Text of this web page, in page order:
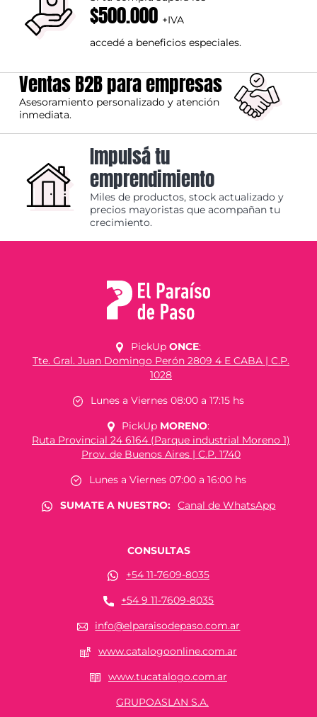
$500.000 +IVA
accedé a beneficios especiales.
Ventas B2B para empresas
Asesoramiento personalizado y atención
inmediata.
Impulsá tu
emprendimiento
Miles de productos, stock actualizado y
precios mayoristas que acompañan tu
crecimiento.
PickUp ONCE:
Tte. Gral. Juan Domingo Perón 2809 4 E CABA | C.P.
1028
Lunes a Viernes 08:00 a 17:15 hs
PickUp MORENO:
Ruta Provincial 24 6164 (Parque industrial Moreno 1)
Prov. de Buenos Aires | C.P. 1740
Lunes a Viernes 07:00 a 16:00 hs
SUMATE A NUESTRO:
Canal de WhatsApp
CONSULTAS
+54 11-7609-8035
+54 9 11-7609-8035
info@elparaisodepaso.com.ar
www.catalogoonline.com.ar
www.tucatalogo.com.ar
GRUPOASLAN S.A.